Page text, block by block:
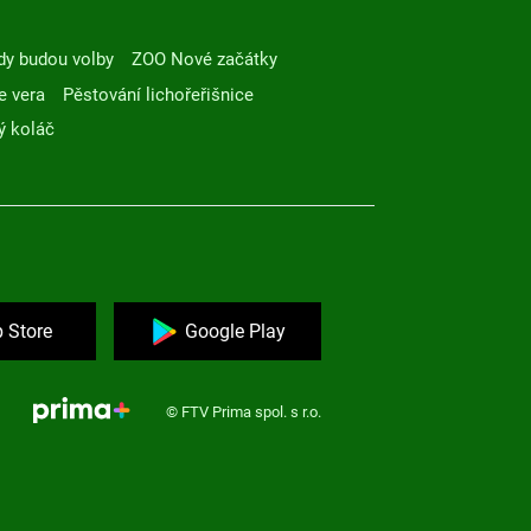
budou volby
ZOO Nové začátky
vera
Pěstování lichořeřišnice
koláč
Store Google Play
© FTV Prima spol. s r.o.